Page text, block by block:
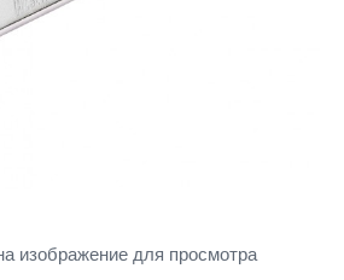
изображение для просмотра